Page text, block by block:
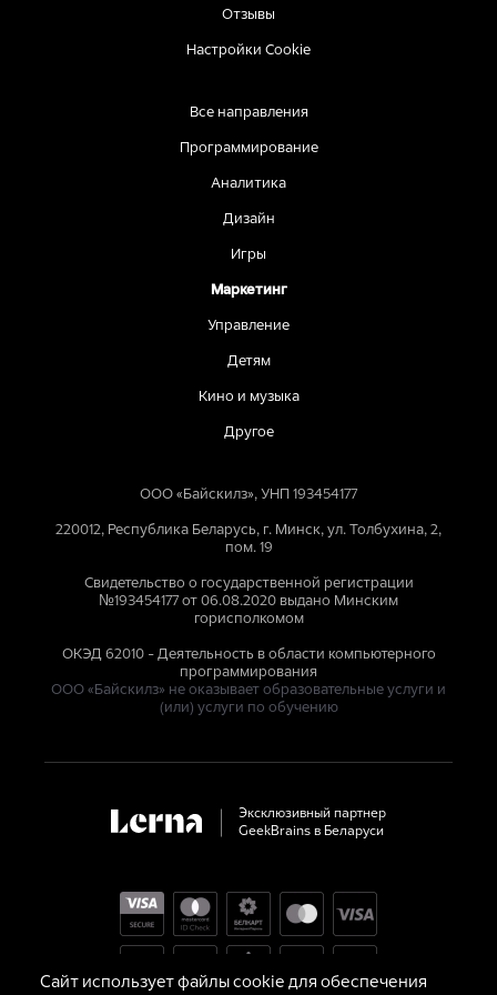
Отзывы
Настройки Cookie
Все направления
Программирование
Аналитика
Дизайн
Игры
Маркетинг
Управление
Детям
Кино и музыка
Другое
ООО «Байскилз», УНП 193454177
220012, Республика Беларусь, г. Минск, ул. Толбухина, 2,
пом. 19
Свидетельство о государственной регистрации
№193454177 от 06.08.2020 выдано Минским
горисполкомом
ОКЭД 62010 - Деятельность в области компьютерного
программирования
ООО «Байскилз» не оказывает образовательные услуги и
(или) услуги по обучению
Эксклюзивный партнер
GeekBrains в Беларуси
Сайт использует файлы cookie для обеспечения